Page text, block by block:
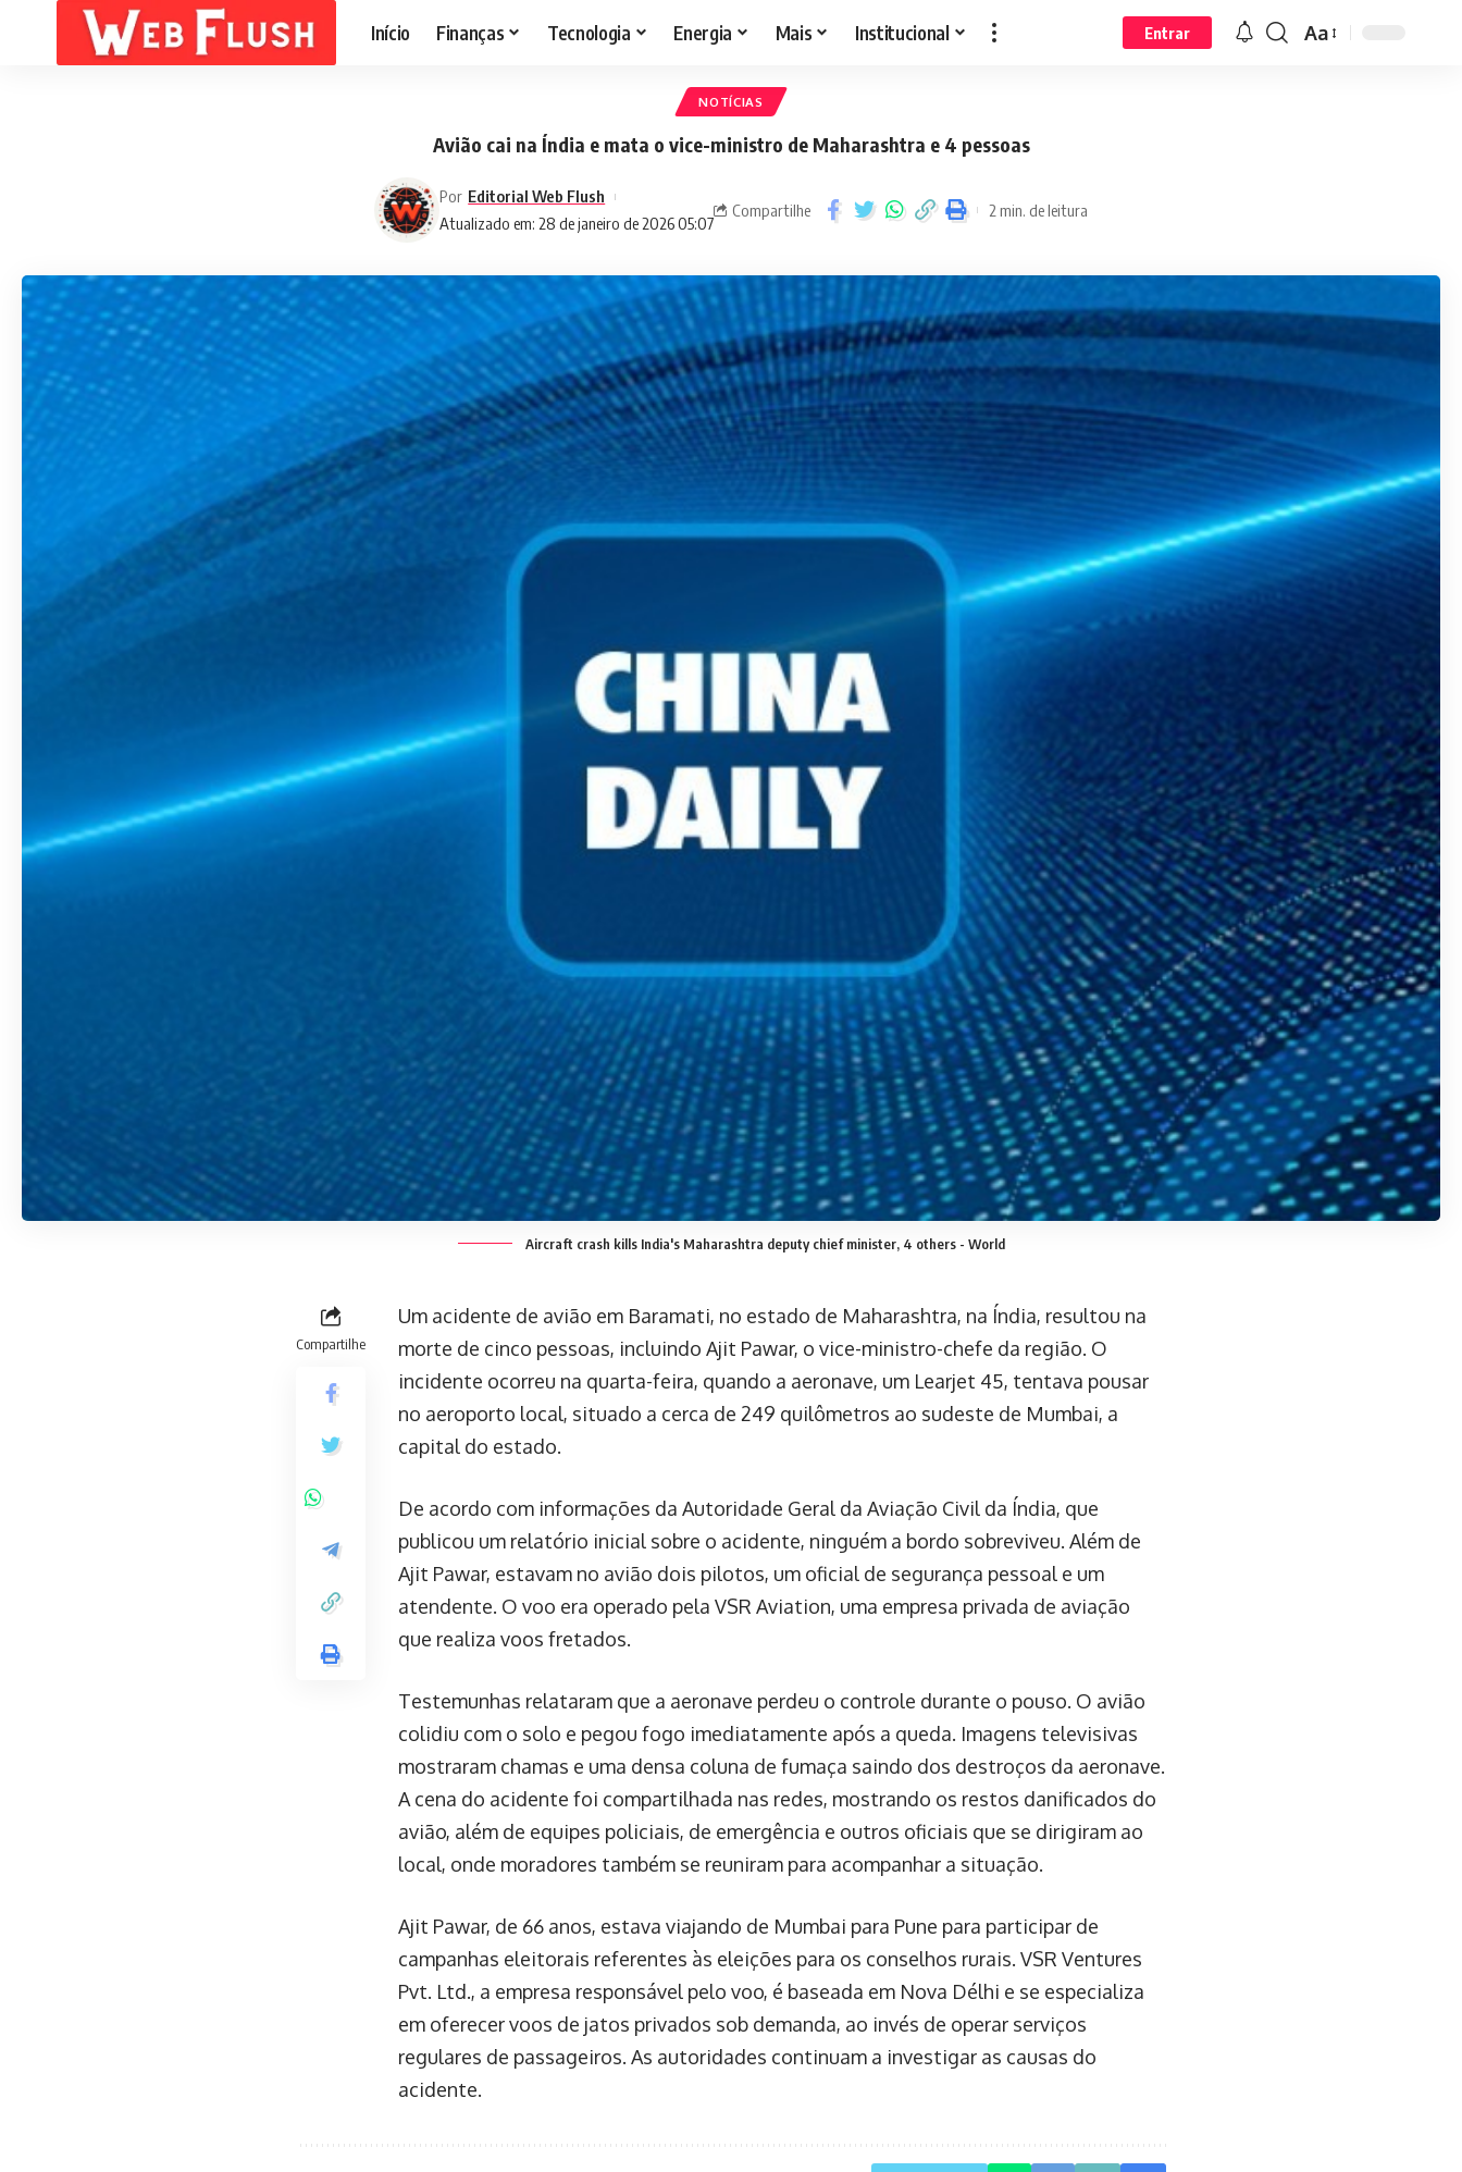
Início Finanças Tecnologia Energia Mais Institucional Entrar Aa
NOTÍCIAS
Avião cai na Índia e mata o vice-ministro de Maharashtra e 4 pessoas
Atualizado em: 28 de janeiro de 2026 05:07
Por Editorial Web Flush
Compartilhe 2 min. de leitura
Aircraft crash kills India's Maharashtra deputy chief minister, 4 others - World
Compartilhe
Um acidente de avião em Baramati, no estado de Maharashtra, na Índia, resultou na
morte de cinco pessoas, incluindo Ajit Pawar, o vice-ministro-chefe da região. O
incidente ocorreu na quarta-feira, quando a aeronave, um Learjet 45, tentava pousar
no aeroporto local, situado a cerca de 249 quilômetros ao sudeste de Mumbai, a
capital do estado.
De acordo com informações da Autoridade Geral da Aviação Civil da Índia, que
publicou um relatório inicial sobre o acidente, ninguém a bordo sobreviveu. Além de
Ajit Pawar, estavam no avião dois pilotos, um oficial de segurança pessoal e um
atendente. O voo era operado pela VSR Aviation, uma empresa privada de aviação
que realiza voos fretados.
Testemunhas relataram que a aeronave perdeu o controle durante o pouso. O avião
colidiu com o solo e pegou fogo imediatamente após a queda. Imagens televisivas
mostraram chamas e uma densa coluna de fumaça saindo dos destroços da aeronave.
A cena do acidente foi compartilhada nas redes, mostrando os restos danificados do
avião, além de equipes policiais, de emergência e outros oficiais que se dirigiram ao
local, onde moradores também se reuniram para acompanhar a situação.
Ajit Pawar, de 66 anos, estava viajando de Mumbai para Pune para participar de
campanhas eleitorais referentes às eleições para os conselhos rurais. VSR Ventures
Pvt. Ltd., a empresa responsável pelo voo, é baseada em Nova Délhi e se especializa
em oferecer voos de jatos privados sob demanda, ao invés de operar serviços
regulares de passageiros. As autoridades continuam a investigar as causas do
acidente.